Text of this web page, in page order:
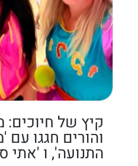
קיץ של חיוכים:
והורים חגגו עם
התנועה', ו 'אתי